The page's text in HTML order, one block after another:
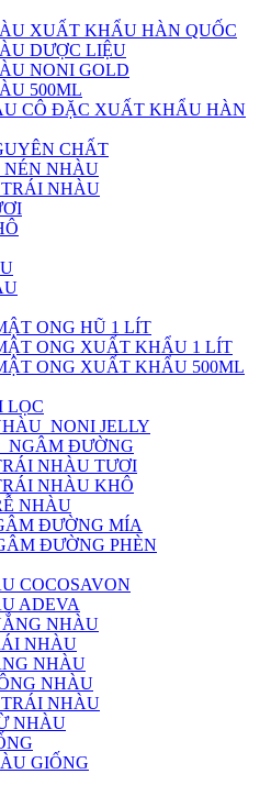
XUẤT KHẨU HÀN QUỐC
DƯỢC LIỆU
NONI GOLD
500ML
CÔ ĐẶC XUẤT KHẨU HÀN
CHẤT
NÉN NHÀU
NHÀU
ONG HŨ 1 LÍT
ONG XUẤT KHẨU 1 LÍT
ONG XUẤT KHẨU 500ML
LỌC
JELLY
ĐƯỜNG
NHÀU TƯƠI
NHÀU KHÔ
NHÀU
ĐƯỜNG MÍA
ĐƯỜNG PHÈN
COCOSAVON
ADEVA
NHÀU
NHÀU
NHÀU
NHÀU
NHÀU
NHÀU
GIỐNG